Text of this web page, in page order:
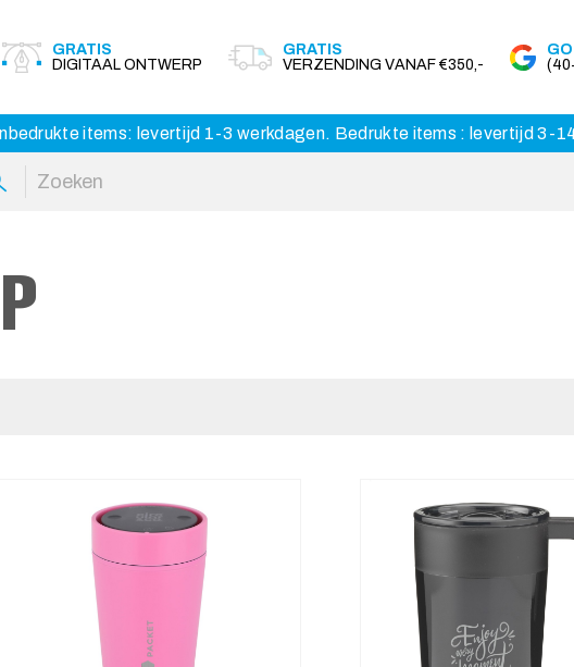
GRATIS
DIGITAAL ONTWERP
GRATIS
VERZENDING VANAF €350,-
items: levertijd 1-3 werkdagen. Bedrukte items : levertijd 3-